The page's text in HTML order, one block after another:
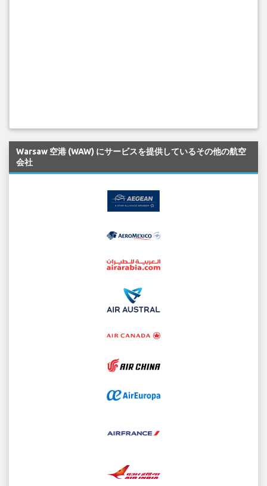
Warsaw 空港 (WAW) にサービスを提供しているその他の航空
会社